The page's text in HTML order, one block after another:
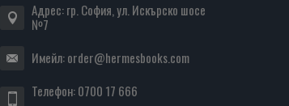
Адрес: гр. София, ул. Искърско шосе
№7
Имейл:order@hermesbooks.com
Телефон:0700 17 666